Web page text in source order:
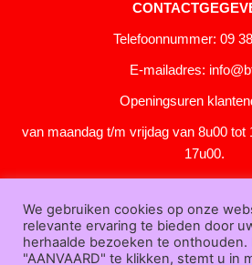
Telefoonnummer: 09
E-mailadres:
Openingsuren
van maandag t/m vrijdag van 8u00 tot
17u00.
Over
ons|Bedrijfsgegevens|F.A.Q.|
We gebruiken cookies op onze
relevante ervaring te bieden door
herhaalde bezoeken te onthouden.
"AANVAARD" te klikken, stemt u in